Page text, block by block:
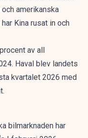
amerikanska
Kina rusat in och
av all
Haval blev landets
kvartalet 2026 med
bilmarknaden har